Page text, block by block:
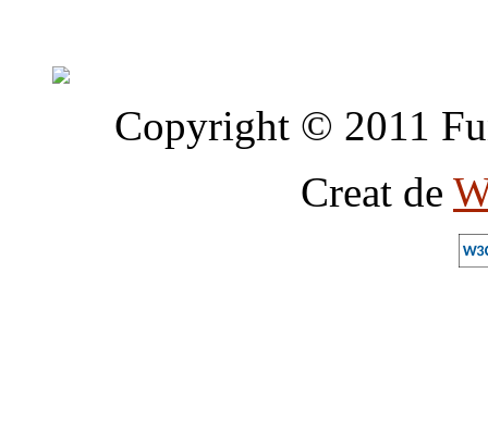
Copyright © 2011
Creat de